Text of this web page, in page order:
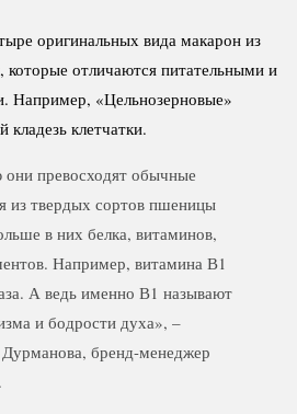
оригинальных вида макарон из
отличаются питательными и
Например, «Цельнозерновые»
клетчатки.
превосходят обычные
из твердых сортов пшеницы
в них белка, витаминов,
Например, витамина В1
А ведь именно В1 называют
и бодрости духа», –
Дурманова, бренд-менеджер